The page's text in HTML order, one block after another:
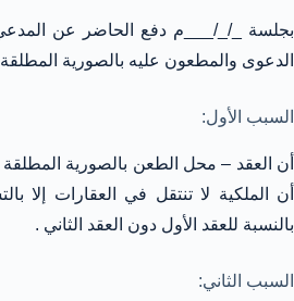
بجلسة _/_/___م دفع الحاضر عن
الدعوى والمطعون عليه بالصورية
السبب الأول:
أن العقد – محل الطعن بالصورية
أن الملكية لا تنتقل في العقارات إلا
بالنسبة للعقد الأول دون العقد الثاني .
السبب الثاني: